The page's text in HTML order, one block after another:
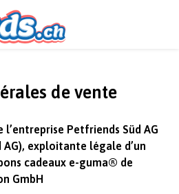
de vente
Petfriends Süd AG
exploitante légale d’un
cadeaux e-guma® de
GmbH